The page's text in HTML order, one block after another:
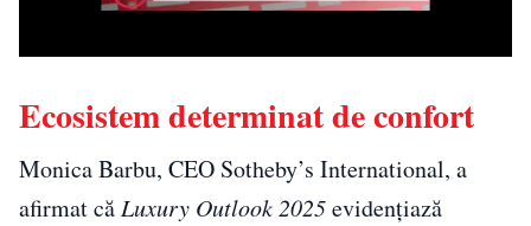
Ecosistem determinat de confort
Monica Barbu, CEO Sotheby’s International, a
afirmat căLuxury Outlook 2025evidențiază